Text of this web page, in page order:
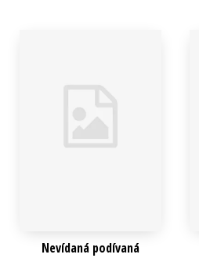
Nevídaná podívaná